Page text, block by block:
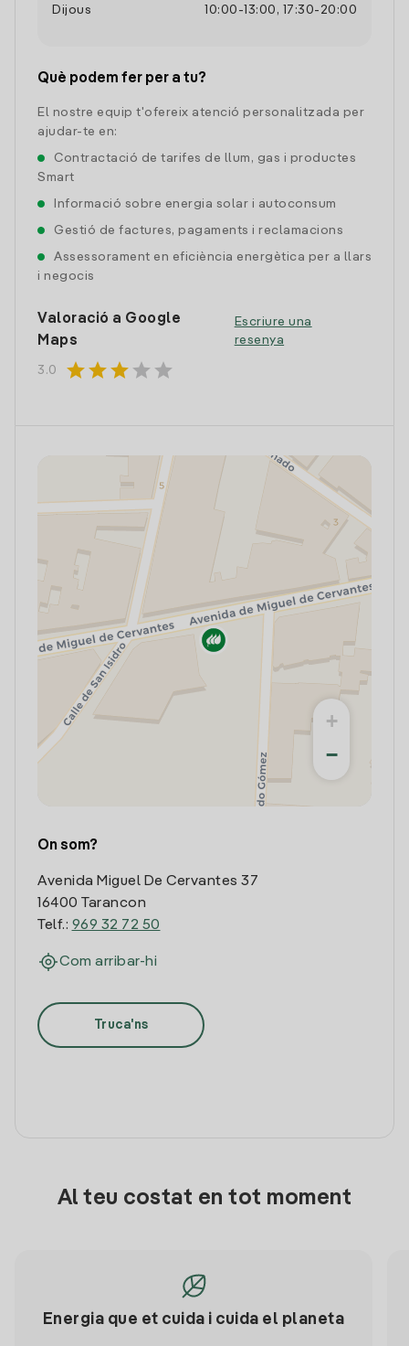
Dijous
10:00 - 13:00 , 17:30- 20:00
Què podem fer per a tu?
El nostre equip t'ofereix atenció personalitzada per
ajudar-te en:
Contractació de tarifes de llum, gas i productes
Smart
Informació sobre energia solar i autoconsum
Gestió de factures, pagaments i reclamacions
Assessorament en eficiència energètica per a llars
i negocis
Valoració a Google
Maps
3.0 starstarstar star star
Escriure una
resenya
+
−
On som?
Avenida Miguel De Cervantes 37
16400 Tarancon
Telf.: 969 32 72 50
Com arribar-hi
Truca'ns
Al teu costat en tot moment
Energia que et cuida i cuida el planeta